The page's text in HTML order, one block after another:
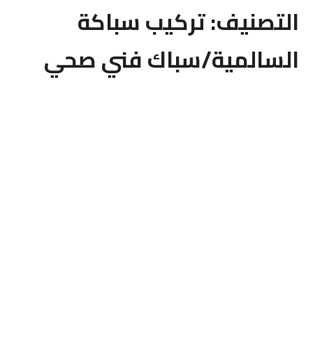
التصنيف:تركيب سباكة
السالمية/سباك فني صحي